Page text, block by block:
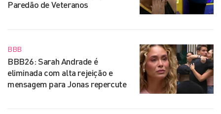
Paredão de Veteranos
BBB
BBB26: Sarah Andrade é
eliminada com alta rejeição e
mensagem para Jonas repercute